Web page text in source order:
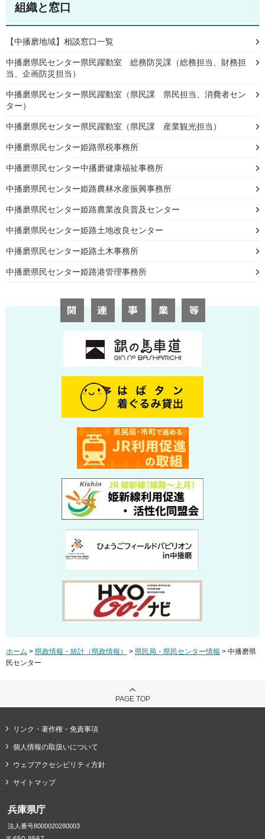
組織と窓口
【中播磨地域】相談窓口一覧
中播磨県民センター県民躍動室 総務防災課（総務担当、財務担
当、企画防災担当）
中播磨県民センター県民躍動室（県民課 県民担当、消費者セン
ター）
中播磨県民センター県民躍動室（県民課 産業観光担当）
中播磨県民センター姫路県税事務所
中播磨県民センター中播磨健康福祉事務所
中播磨県民センター姫路農林水産振興事務所
中播磨県民センター姫路農業改良普及センター
中播磨県民センター姫路土地改良センター
中播磨県民センター姫路土木事務所
中播磨県民センター姫路港管理事務所
ホーム > 県政情報・統計（県政情報） > 県民局・県民センター情報 > 中播磨県
民センター
PAGE TOP
リンク・著作権・免責事項
個人情報の取扱いについて
ウェブアクセシビリティ方針
サイトマップ
兵庫県庁
法人番号8000020280003